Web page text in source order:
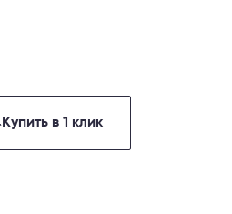
Купить в 1 клик